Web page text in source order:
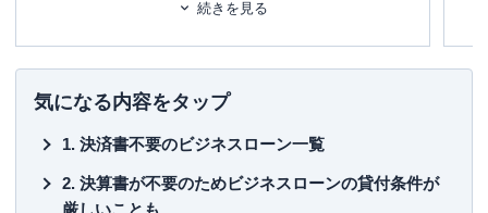
また海外移住の相談などにも対応しており、特にカナダや
韓国への移住支援などを行っている。
「
宅建資格を取るまえに読む本
が集まる94の方法」「介護経験FPが語る介護のマネー&ア
ドバイスの本 」「テラー必携‼ あなたのファンを増やす魔
法の質問」などの著書もあり。
続きを見る
め
気になる内容をタップ
決済書不要のビジネスローン一覧
決算書が不要のためビジネスローンの貸付条件が
厳しいことも